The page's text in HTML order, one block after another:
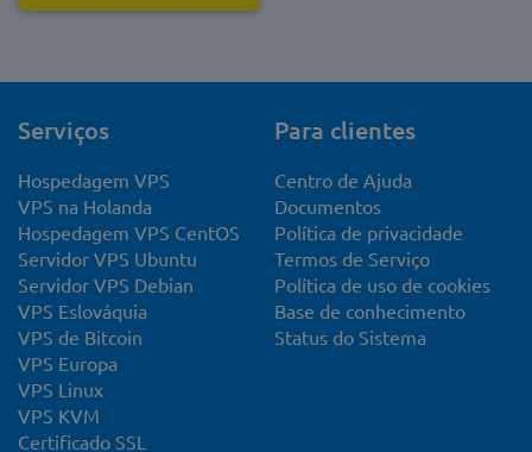
Serviços
Hospedagem VPS
VPS na Holanda
Hospedagem VPS CentOS
Servidor VPS Ubuntu
Servidor VPS Debian
VPS Eslováquia
VPS de Bitcoin
VPS Europa
VPS Linux
VPS KVM
Certificado SSL
Para clientes
Centro de Ajuda
Documentos
Política de privacidade
Termos de Serviço
Política de uso de cookies
Base de conhecimento
Status do Sistema